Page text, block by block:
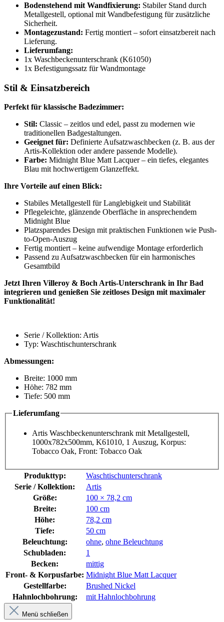
Bodenstehend mit Wandfixierung: Stabiler Stand durch
Metallgestell, optional mit Wandbefestigung für zusätzliche
Sicherheit.
Montagezustand: Fertig montiert – sofort einsatzbereit nach
Lieferung.
Lieferumfang:
1x Waschbeckenunterschrank (K61050)
1x Befestigungssatz für Wandmontage
Stil & Einsatzbereich
Perfekt für klassische Badezimmer:
Stil: Classic – zeitlos und edel, passt zu modernen wie
traditionellen Badgestaltungen.
Geeignet für: Definierte Aufsatzwaschbecken (z. B. aus der
Artis-Kollektion oder andere passende Modelle).
Farbe: Midnight Blue Matt Lacquer – ein tiefes, elegantes
Blau mit hochwertigem Glanzeffekt.
Ihre Vorteile auf einen Blick:
Stabiles Metallgestell für Langlebigkeit und Stabilität
Pflegeleichte, glänzende Oberfläche in ansprechendem
Midnight Blue
Platzsparendes Design mit praktischen Funktionen wie Push-
to-Open-Auszug
Fertig montiert – keine aufwendige Montage erforderlich
Passend zu Aufsatzwaschbecken für ein harmonisches
Gesamtbild
Jetzt Ihren Villeroy & Boch Artis-Unterschrank in Ihr Bad
integrieren und genießen Sie zeitloses Design mit maximaler
Funktionalität!
Serie / Kollektion: Artis
Typ: Waschtischunterschrank
Abmessungen:
Breite: 1000 mm
Höhe: 782 mm
Tiefe: 500 mm
Lieferumfang
Artis Waschbeckenunterschrank mit Metallgestell,
1000x782x500mm, K61010, 1 Auszug, Korpus:
Tobacco Oak, Front: Tobacco Oak
Produkttyp:
Waschtischunterschrank
Serie / Kollektion:
Artis
Größe:
100 × 78,2 cm
Breite:
100 cm
Höhe:
78,2 cm
Tiefe:
50 cm
Beleuchtung:
ohne, ohne Beleuchtung
Schubladen:
1
Becken:
mittig
Front- & Korpusfarbe: Midnight Blue Matt Lacquer
Gestellfarbe:
Brushed Nickel
Hahnlochbohrung:
mit Hahnlochbohrung
Menü schließen